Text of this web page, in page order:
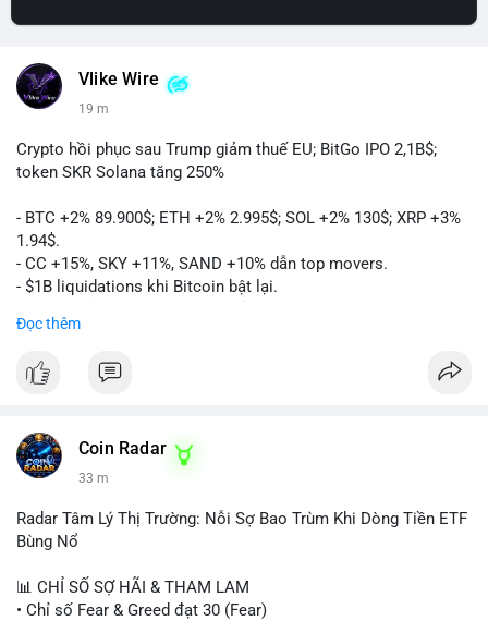
Vlike Wire
19 m
Crypto hồi phục sau Trump giảm thuế EU; BitGo IPO 2,1B$;
token SKR Solana tăng 250%
- BTC +2% 89.900$; ETH +2% 2.995$; SOL +2% 130$; XRP +3%
1.94$.
- CC +15%, SKY +11%, SAND +10% dẫn top movers.
- $1B liquidations khi Bitcoin bật lại.
- Vitalik đề xuất DVT staking cho Ethereum.
- Senate Ag Committee tiến hành Clarity Act.
- Tòa án Nga công nhận crypto là tài sản.
- Trump hy vọng ký bill cấu trúc thị trường crypto.
- Steak ’n Shake thưởng BTC cho nhân viên.
#binancesquare
$btc $eth $sol $xrp $cc $sky $sand $skr
Đọc thêm
Coin Radar
33 m
Radar Tâm Lý Thị Trường: Nỗi Sợ Bao Trùm Khi Dòng Tiền ETF
Bùng Nổ
📊 CHỈ SỐ SỢ HÃI & THAM LAM
• Chỉ số Fear & Greed đạt 30 (Fear)